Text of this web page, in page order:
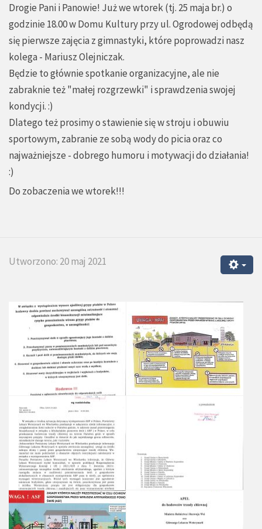
Drogie Pani i Panowie! Już we wtorek (tj. 25 maja br.) o
godzinie 18.00 w Domu Kultury przy ul. Ogrodowej odbędą
się pierwsze zajęcia z gimnastyki, które poprowadzi nasz
kolega - Mariusz Olejniczak.
Będzie to głównie spotkanie organizacyjne, ale nie
zabraknie też "małej rozgrzewki" i sprawdzenia swojej
kondycji. :)
Dlatego też prosimy o stawienie się w stroju i obuwiu
sportowym, zabranie ze sobą wody do picia oraz co
najważniejsze - dobrego humoru i motywacji do działania!
:)
Do zobaczenia we wtorek!!!
Utworzono: 20 maj 2021